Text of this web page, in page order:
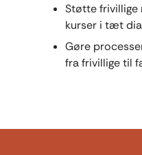
Støtte frivillige
kurser i tæt
Gøre
fra frivillige til